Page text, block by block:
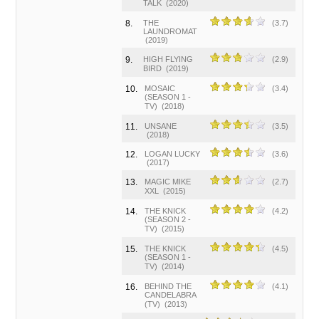
TALK (2020)
8.
THE
LAUNDROMAT
(2019)
(3.7)
9.
HIGH FLYING
BIRD (2019)
(2.9)
10.
MOSAIC
(SEASON 1 -
TV) (2018)
(3.4)
11.
UNSANE
(2018)
(3.5)
12.
LOGAN LUCKY
(2017)
(3.6)
13.
MAGIC MIKE
XXL
(2015)
(2.7)
14.
THE KNICK
(SEASON 2 -
TV) (2015)
(4.2)
15.
THE KNICK
(SEASON 1 -
TV) (2014)
(4.5)
16.
BEHIND THE
CANDELABRA
(TV) (2013)
(4.1)